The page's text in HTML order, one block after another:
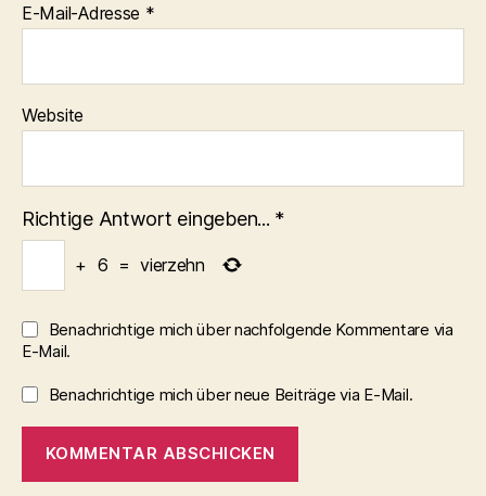
E-Mail-Adresse *
Website
Richtige Antwort eingeben... *
+ 6 = vierzehn
Benachrichtige mich über nachfolgende Kommentare via
E-Mail.
Benachrichtige mich über neue Beiträge via E-Mail.